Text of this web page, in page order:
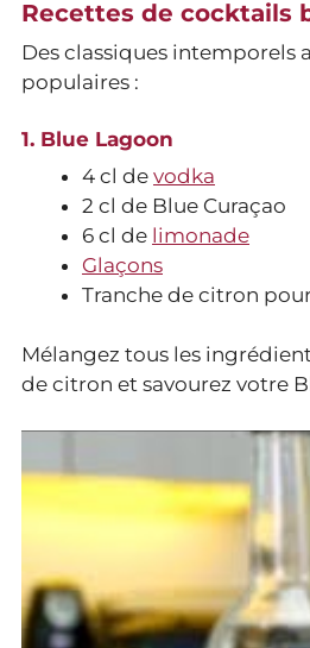
Recettes de cocktails
Des classiques intemporels
populaires :
1. Blue Lagoon
4 cl de vodka
2 cl de Blue Curaçao
6 cl de limonade
Glaçons
Tranche de citron
Mélangez tous les
de citron et savourez votre